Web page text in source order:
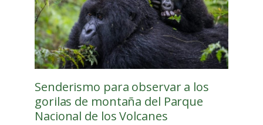
Senderismo para observar a los
gorilas de montaña del Parque
Nacional de los Volcanes